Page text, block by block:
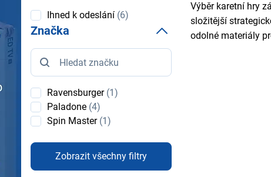
Výběr karetní hry
složitější
odolné materiály
Dostupnost
Ihned k odeslání (6)
Značka
Značka
Ravensburger(1)
Paladone (4)
Spin Master(1)
Zobrazit všechny filtry